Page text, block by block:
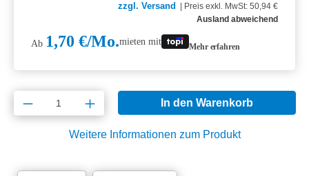
zzgl. Versand
Preis exkl. MwSt: 50,94 €
Ausland abweichend
Ab 1,70 €/Mo.mieten mit Mehr erfahren
Produkt Anzahl: Gib den gewünschten
In den Warenkorb
Weitere Informationen zum Produkt